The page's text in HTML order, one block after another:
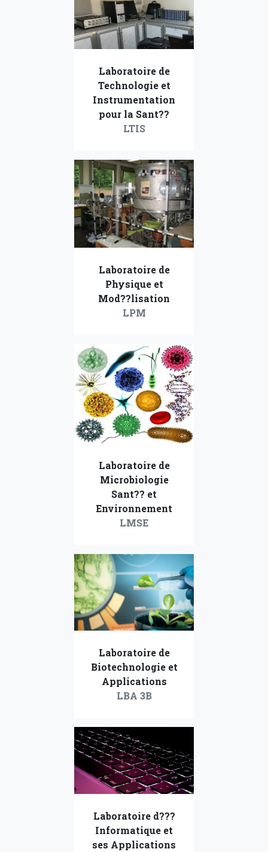
Laboratoire de
Technologie et
Instrumentation
pour la Sant??
LTIS
Laboratoire de
Physique et
Mod??lisation
LPM
Laboratoire de
Microbiologie
Sant?? et
Environnement
LMSE
Laboratoire de
Biotechnologie et
Applications
LBA 3B
Laboratoire d???
Informatique et
ses Applications